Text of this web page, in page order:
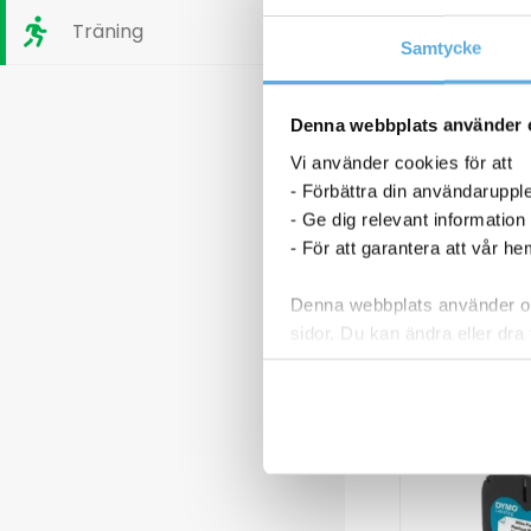
Samtycke
Denna webbplats använder
Vi använder cookies för att
- Förbättra din
- Ge dig relevant information
- För att garantera att vår
Denna webbplats använder
sidor. Du kan ändra eller
Träning